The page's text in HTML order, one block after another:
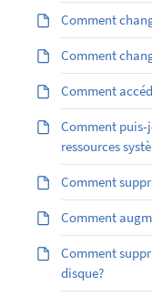
Comment
Comment
Comment
Comment puis-
ressources
Comment
Comment
Comment
disque?